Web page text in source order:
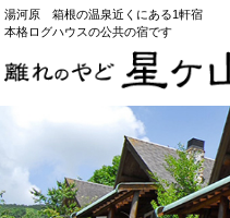
湯河原 箱根の温泉近くにある1軒宿
本格ログハウスの公共の宿です